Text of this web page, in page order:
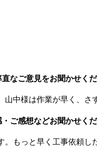
なご意見をお聞かせくだ
中様は作業が早く、さ
ご感想などお聞かせくだ
もっと早く工事依頼し